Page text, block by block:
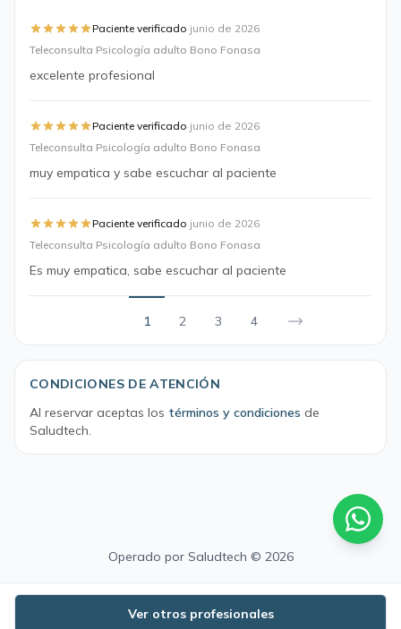
Paciente verificado·junio de 2026
Teleconsulta Psicología adulto Bono Fonasa
excelente profesional
Paciente verificado·junio de 2026
Teleconsulta Psicología adulto Bono Fonasa
muy empatica y sabe escuchar al paciente
Paciente verificado·junio de 2026
Teleconsulta Psicología adulto Bono Fonasa
Es muy empatica, sabe escuchar al paciente
1 2 3 4
CONDICIONES DE ATENCIÓN
Al reservar aceptas los términos y condiciones de
Saludtech.
Ver otros profesionales
Operado por Saludtech © 2026